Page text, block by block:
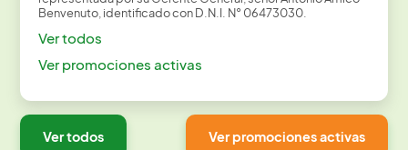
Benvenuto, identificado con D.N.I. N° 06473030.
Ver todos
Ver promociones activas
Ver todos Ver promociones activas